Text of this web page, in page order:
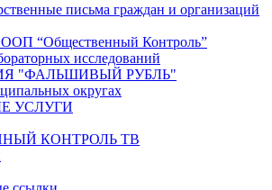
письма граждан и организаций
“Общественный Контроль”
исследований
"ФАЛЬШИВЫЙ РУБЛЬ"
округах
УСЛУГИ
КОНТРОЛЬ ТВ